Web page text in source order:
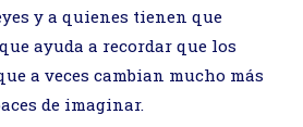
y a quienes tienen que
ayuda a recordar que los
a veces cambian mucho más
de imaginar.